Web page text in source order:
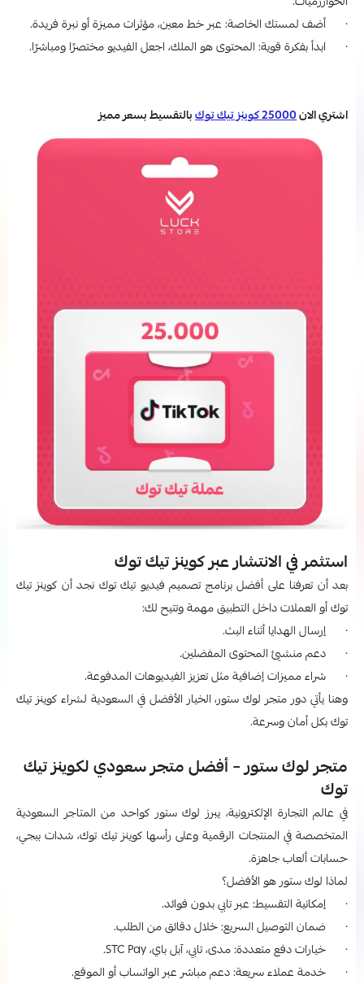
· أضف لمستك الخاصة: عبر خط معين، مؤثرات مميزة أو نبرة فريدة.
· ابدأ بفكرة قوية: المحتوى هو الملك، اجعل الفيديو مختصرًا ومباشرًا.
اشتري الان25000 كوينز تيك توك بالتقسيط بسعر مميز
استثمر في الانتشار عبر كوينز تيك توك
بعد أن تعرفنا على أفضل برنامج تصميم فيديو تيك توك نجد أن كوينز تيك
توك أو العملات داخل التطبيق مهمة وتتيح لك:
· إرسال الهدايا أثناء البث.
· دعم منشئي المحتوى المفضلين.
· شراء مميزات إضافية مثل تعزيز الفيديوهات المدفوعة.
وهنا يأتي دور متجر لوك ستور، الخيار الأفضل في السعودية لشراء كوينز تيك
توك بكل أمان وسرعة.
متجر لوك ستور – أفضل متجر سعودي لكوينز تيك
توك
في عالم التجارة الإلكترونية، يبرز لوك ستور كواحد من المتاجر السعودية
المتخصصة في المنتجات الرقمية وعلى رأسها كوينز تيك توك، شدات ببجي،
حسابات ألعاب جاهزة.
لماذا لوك ستور هو الأفضل؟
· إمكانية التقسيط: عبر تابي بدون فوائد.
· ضمان التوصيل السريع: خلال دقائق من الطلب.
· خيارات دفع متعددة: مدى، تابي، آبل باي، STC Pay.
· خدمة عملاء سريعة: دعم مباشر عبر الواتساب أو الموقع.